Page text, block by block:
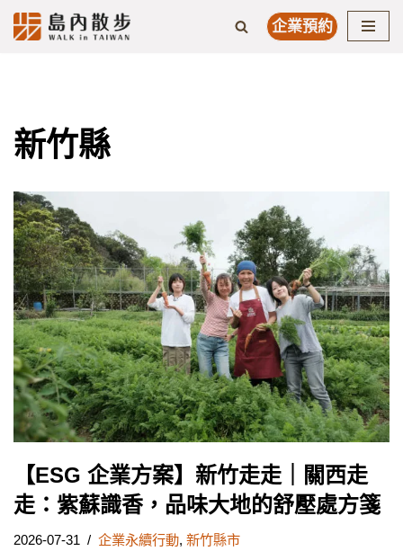
企業預約
新竹縣
【ESG 企業方案】新竹走走｜關西走
走：紫蘇識香，品味大地的舒壓處方箋
2026-07-31 企業永續行動, 新竹縣市